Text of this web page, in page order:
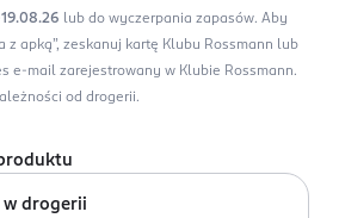
lub do wyczerpania zapasów. Aby
z apką”, zeskanuj kartę Klubu Rossmann lub
e-mail zarejestrowany w Klubie Rossmann.
od drogerii.
w drogerii